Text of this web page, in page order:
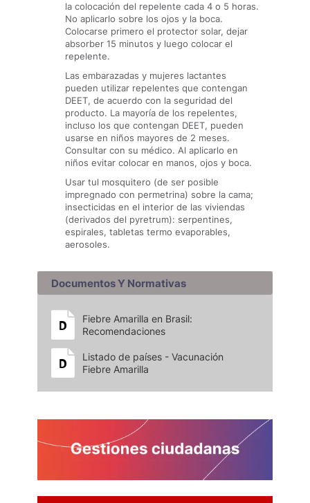
la colocación del repelente cada 4 o 5 horas.
No aplicarlo sobre los ojos y la boca.
Colocarse primero el protector solar, dejar
absorber 15 minutos y luego colocar el
repelente.
Las embarazadas y mujeres lactantes
pueden utilizar repelentes que contengan
DEET, de acuerdo con la seguridad del
producto. La mayoría de los repelentes,
incluso los que contengan DEET, pueden
usarse en niños mayores de 2 meses.
Consultar con su médico. Al aplicarlo en
niños evitar colocar en manos, ojos y boca.
Usar tul mosquitero (de ser posible
impregnado con permetrina) sobre la cama;
insecticidas en el interior de las viviendas
(derivados del pyretrum): serpentines,
espirales, tabletas termo evaporables,
aerosoles.
Documentos Y Normativas
Fiebre Amarilla en Brasil:
Recomendaciones
Listado de países - Vacunación
Fiebre Amarilla